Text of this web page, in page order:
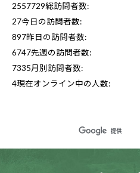
2557729総訪問者数:
27今日の訪問者数:
897昨日の訪問者数:
6747先週の訪問者数:
7335月別訪問者数:
4現在オンライン中の人数: